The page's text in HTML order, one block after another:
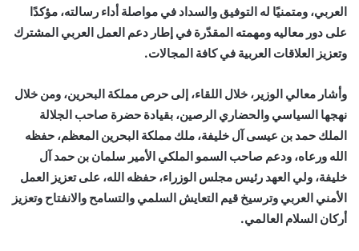
العربي، ومتمنيًا له التوفيق والسداد في مواصلة أداء رسالته، مؤكدًا
على دور معاليه ومهمته المقدّرة في إطار دعم العمل العربي المشترك
وتعزيز العلاقات العربية في كافة المجالات.
وأشار معالي الوزير، خلال اللقاء، إلى حرص مملكة البحرين، ومن خلال
نهجها السياسي والحضاري الرصين، بقيادة حضرة صاحب الجلالة
الملك حمد بن عيسى آل خليفة، ملك مملكة البحرين المعظم، حفظه
الله ورعاه، ودعم صاحب السمو الملكي الأمير سلمان بن حمد آل
خليفة، ولي العهد رئيس مجلس الوزراء، حفظه الله، على تعزيز العمل
الأمني العربي وترسيخ قيم التعايش السلمي والتسامح والانفتاح وتعزيز
أركان السلام العالمي.